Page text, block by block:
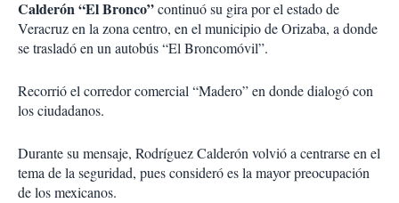
Calderón“El Bronco”continuó su gira por el estado de
Veracruz en la zona centro, en el municipio de Orizaba, a donde
se trasladó en un autobús “El Broncomóvil”.
Recorrió el corredor comercial “Madero” en donde dialogó con
los ciudadanos.
Durante su mensaje, Rodríguez Calderón volvió a centrarse en el
tema de la seguridad, pues consideró es la mayor preocupación
de los mexicanos.